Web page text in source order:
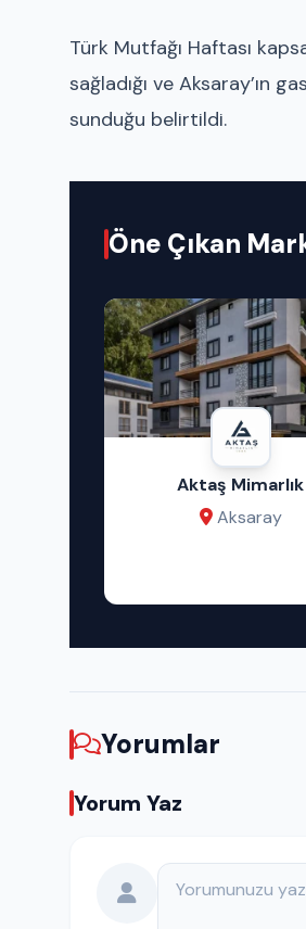
Türk Mutfağı Haftası
sağladığı ve Aksaray’ın
sunduğu belirtildi.
Öne Çıkan
Aktaş Mimarlık
Aksaray
Yorumlar
Yorum Yaz
Yorumunuz